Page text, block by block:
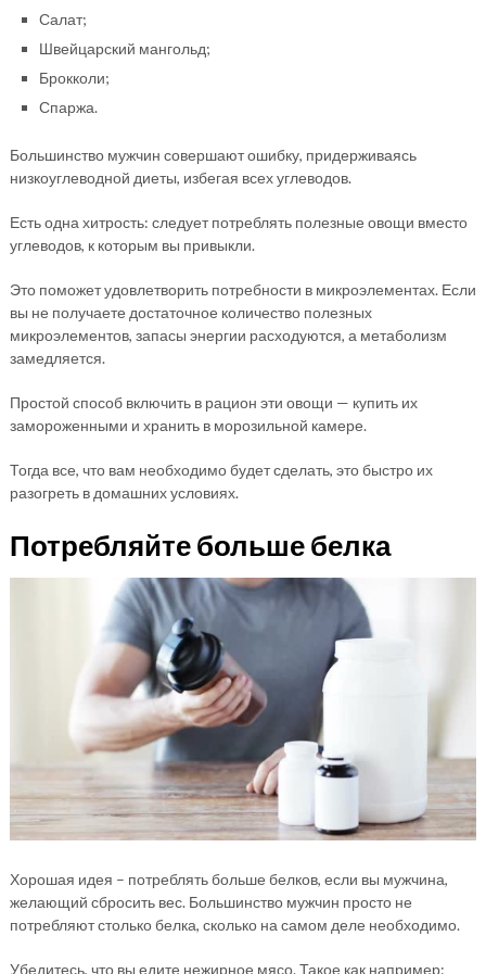
Салат;
Швейцарский мангольд;
Брокколи;
Спаржа.
Большинство мужчин совершают ошибку, придерживаясь
низкоуглеводной диеты, избегая всех углеводов.
Есть одна хитрость: следует потреблять полезные овощи вместо
углеводов, к которым вы привыкли.
Это поможет удовлетворить потребности в микроэлементах. Если
вы не получаете достаточное количество полезных
микроэлементов, запасы энергии расходуются, а метаболизм
замедляется.
Простой способ включить в рацион эти овощи — купить их
замороженными и хранить в морозильной камере.
Тогда все, что вам необходимо будет сделать, это быстро их
разогреть в домашних условиях.
Потребляйте больше белка
Хорошая идея – потреблять больше белков, если вы мужчина,
желающий сбросить вес. Большинство мужчин просто не
потребляют столько белка, сколько на самом деле необходимо.
Убедитесь, что вы едите нежирное мясо. Такое как например: